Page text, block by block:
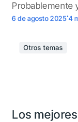
Probablemente
6 de agosto 2025.4
Otros temas
Los